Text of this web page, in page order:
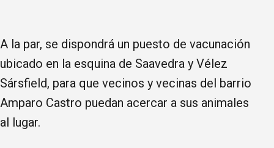
A la par, se dispondrá un puesto de vacunación
ubicado en la esquina de Saavedra y Vélez
Sársfield, para que vecinos y vecinas del barrio
Amparo Castro puedan acercar a sus animales
al lugar.